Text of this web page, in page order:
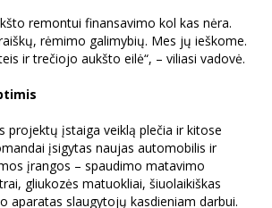
remontui finansavimo kol kas nėra.
rėmimo galimybių. Mes jų ieškome.
ir trečiojo aukšto eilė“, – viliasi vadovė.
projektų įstaiga veiklą plečia ir kitose
įsigytas naujas automobilis ir
įrangos – spaudimo matavimo
gliukozės matuokliai, šiuolaikiškas
aparatas slaugytojų kasdieniam darbui.